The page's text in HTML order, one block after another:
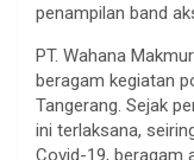
penampilan band
PT. Wahana
beragam kegiatan
Tangerang. Sejak
ini terlaksana,
Covid-19, beragam